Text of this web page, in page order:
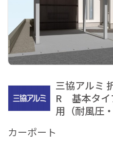
三協アルミ
R 基本タ
用（耐風圧
カーポート